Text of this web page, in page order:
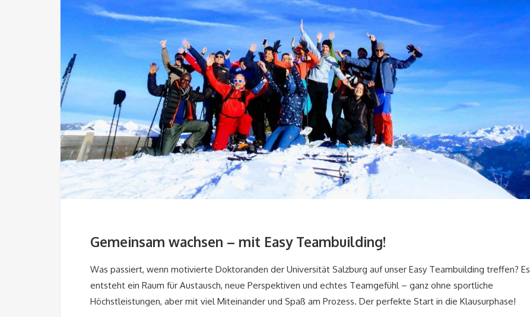
Gemeinsam wachsen – mit Easy Teambuilding!
Was passiert, wenn motivierte Doktoranden der Universität Salzburg auf unser Easy Teambuilding treffen? Es
entsteht ein Raum für Austausch, neue Perspektiven und echtes Teamgefühl – ganz ohne sportliche
Höchstleistungen, aber mit viel Miteinander und Spaß am Prozess. Der perfekte Start in die Klausurphase!